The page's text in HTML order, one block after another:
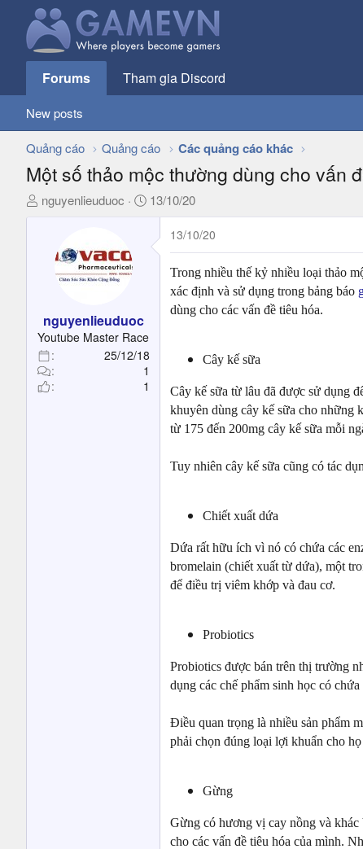
Forums Tham gia Discord
New posts
Quảng cáo Quảng cáo Các quảng cáo khác
Một số thảo mộc thường dùng cho vấn
T
a
r
t
e
nguyenlieuduoc
N
y
13/10/20
nguyenlieuduoc
Youtube Master Race
25/12/18
1
1
13/10/20
Trong nhiều thế kỷ nhiều loại thảo
xác định và sử dụng trong bảng báo
dùng cho các vấn đề tiêu hóa.
Cây kế sữa
Cây kế sữa từ lâu đã được sử dụng
khuyên dùng cây kế sữa cho những
từ 175 đến 200mg cây kế sữa mỗi
Tuy nhiên cây kế sữa cũng có tác
Chiết xuất dứa
Dứa rất hữu ích vì nó có chứa các
bromelain (chiết xuất từ dứa), một
để điều trị viêm khớp và đau cơ.
Probiotics
Probiotics được bán trên thị trường
dụng các chế phẩm sinh học có
Điều quan trọng là nhiều sản phẩm
phải chọn đúng loại lợi khuẩn cho
Gừng
Gừng có hương vị cay nồng và
cho các vấn đề tiêu hóa của mình.